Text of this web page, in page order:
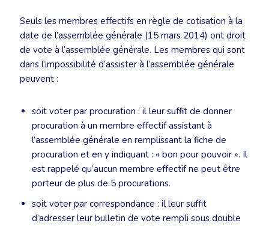
Seuls les membres effectifs en règle de cotisation à la
date de l’assemblée générale (15 mars 2014) ont droit
de vote à l’assemblée générale. Les membres qui sont
dans l’impossibilité d’assister à l’assemblée générale
peuvent :
soit voter par procuration : il leur suffit de donner
procuration à un membre effectif assistant à
l’assemblée générale en remplissant la fiche de
procuration et en y indiquant : « bon pour pouvoir ». Il
est rappelé qu’aucun membre effectif ne peut être
porteur de plus de 5 procurations.
soit voter par correspondance : il leur suffit
d’adresser leur bulletin de vote rempli sous double